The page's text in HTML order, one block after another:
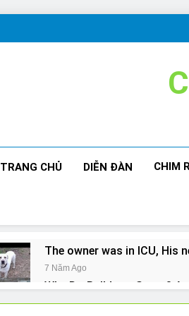
TRANG CHỦ DIỄN ĐÀN CHIM
The owner was in ICU, His
7 Năm Ago
Why Do Bulldogs Snore?
7 Năm Ago